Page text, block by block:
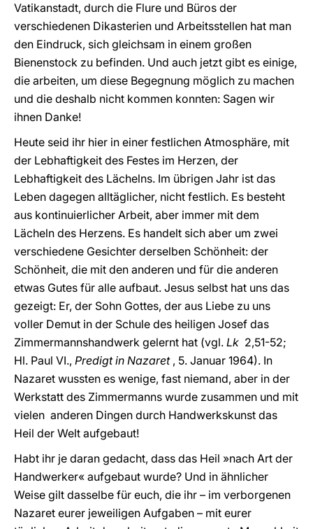
Vatikanstadt, durch die Flure und Büros der
verschiedenen Dikasterien und Arbeitsstellen hat man
den Eindruck, sich gleichsam in einem großen
Bienenstock zu befinden. Und auch jetzt gibt es einige,
die arbeiten, um diese Begegnung möglich zu machen
und die deshalb nicht kommen konnten: Sagen wir
ihnen Danke!
Heute seid ihr hier in einer festlichen Atmosphäre, mit
der Lebhaftigkeit des Festes im Herzen, der
Lebhaftigkeit des Lächelns. Im übrigen Jahr ist das
Leben dagegen alltäglicher, nicht festlich. Es besteht
aus kontinuierlicher Arbeit, aber immer mit dem
Lächeln des Herzens. Es handelt sich aber um zwei
verschiedene Gesichter derselben Schönheit: der
Schönheit, die mit den anderen und für die anderen
etwas Gutes für alle aufbaut. Jesus selbst hat uns das
gezeigt: Er, der Sohn Gottes, der aus Liebe zu uns
voller Demut in der Schule des heiligen Josef das
Zimmermannshandwerk gelernt hat (vgl. Lk 2,51-52;
Hl. Paul VI., Predigt in Nazaret, 5. Januar 1964). In
Nazaret wussten es wenige, fast niemand, aber in der
Werkstatt des Zimmermanns wurde zusammen und mit
vielen anderen Dingen durch Handwerkskunst das
Heil der Welt aufgebaut!
Habt ihr je daran gedacht, dass das Heil »nach Art der
Handwerker« aufgebaut wurde? Und in ähnlicher
Weise gilt dasselbe für euch, die ihr – im verborgenen
Nazaret eurer jeweiligen Aufgaben – mit eurer